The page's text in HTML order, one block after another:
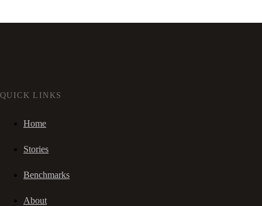
QUICK LINKS
Home
Stories
Benchmarks
About